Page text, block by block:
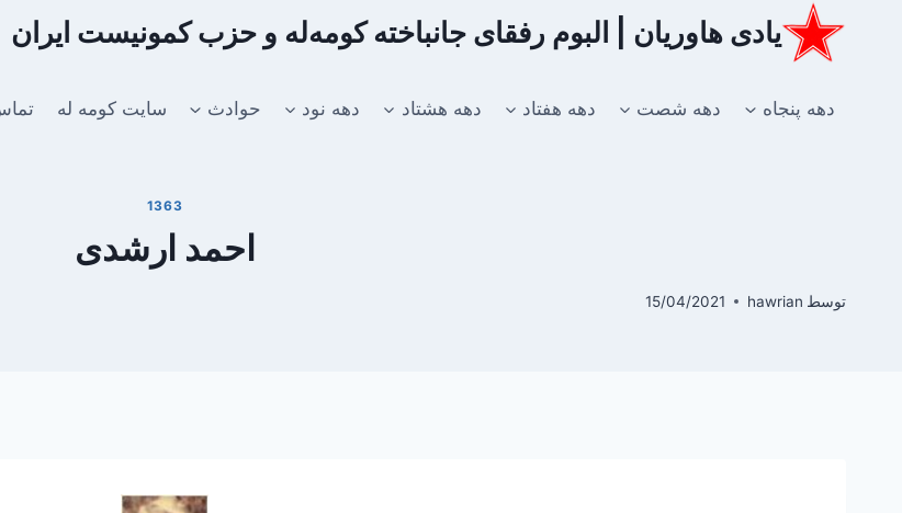
یادی هاوریان | البوم رفقای جانباخته کومه‌له و حزب کمونیست ایران
دهه پنجاه دهه شصت دهه هفتاد دهه هشتاد دهه نود حوادث سایت کومه له
1363
احمد ارشدی
توسط hawrian
15/04/2021